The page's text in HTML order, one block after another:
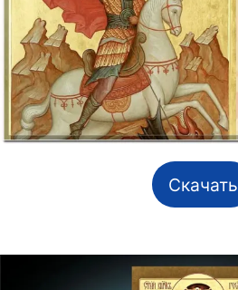
Скачать